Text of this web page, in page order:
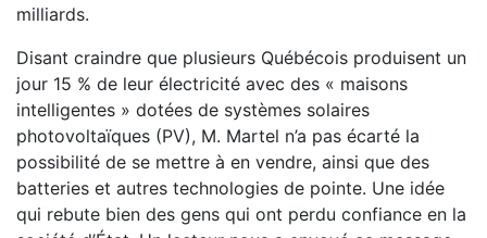
milliards.
Disant craindre que plusieurs Québécois produisent un
jour 15 % de leur électricité avec des « maisons
intelligentes » dotées de systèmes solaires
photovoltaïques (PV), M. Martel n’a pas écarté la
possibilité de se mettre à en vendre, ainsi que des
batteries et autres technologies de pointe. Une idée
qui rebute bien des gens qui ont perdu confiance en la